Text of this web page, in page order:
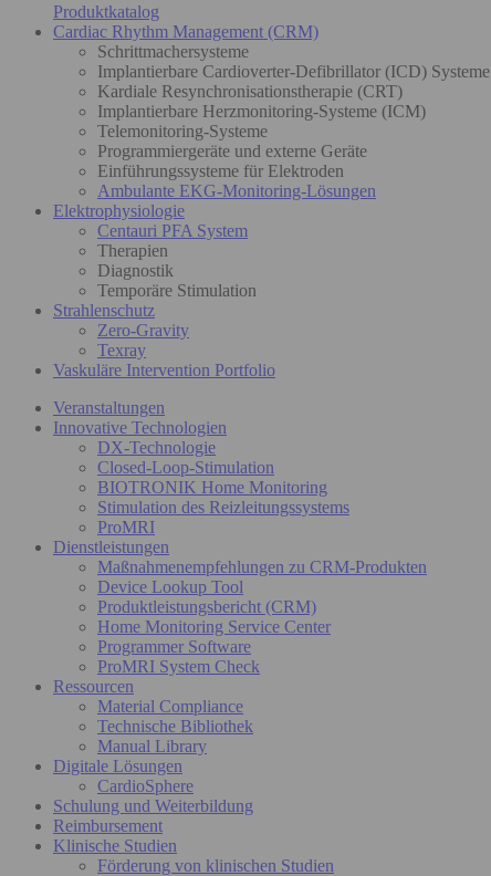
Produktkatalog
Cardiac Rhythm Management (CRM)
Schrittmachersysteme
Implantierbare Cardioverter-Defibrillator (ICD) Systeme
Kardiale Resynchronisationstherapie (CRT)
Implantierbare Herzmonitoring-Systeme (ICM)
Telemonitoring-Systeme
Programmiergeräte und externe Geräte
Einführungssysteme für Elektroden
Ambulante EKG-Monitoring-Lösungen
Elektrophysiologie
Centauri PFA System
Therapien
Diagnostik
Temporäre Stimulation
Strahlenschutz
Zero-Gravity
Texray
Vaskuläre Intervention Portfolio
Veranstaltungen
Innovative Technologien
DX-Technologie
Closed-Loop-Stimulation
BIOTRONIK Home Monitoring
Stimulation des Reizleitungssystems
ProMRI
Dienstleistungen
Maßnahmenempfehlungen zu CRM-Produkten
Device Lookup Tool
Produktleistungsbericht (CRM)
Home Monitoring Service Center
Programmer Software
ProMRI System Check
Ressourcen
Material Compliance
Technische Bibliothek
Manual Library
Digitale Lösungen
CardioSphere
Schulung und Weiterbildung
Reimbursement
Klinische Studien
Förderung von klinischen Studien